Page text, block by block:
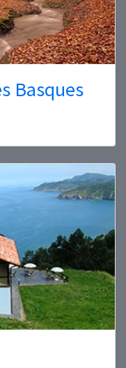
Basques